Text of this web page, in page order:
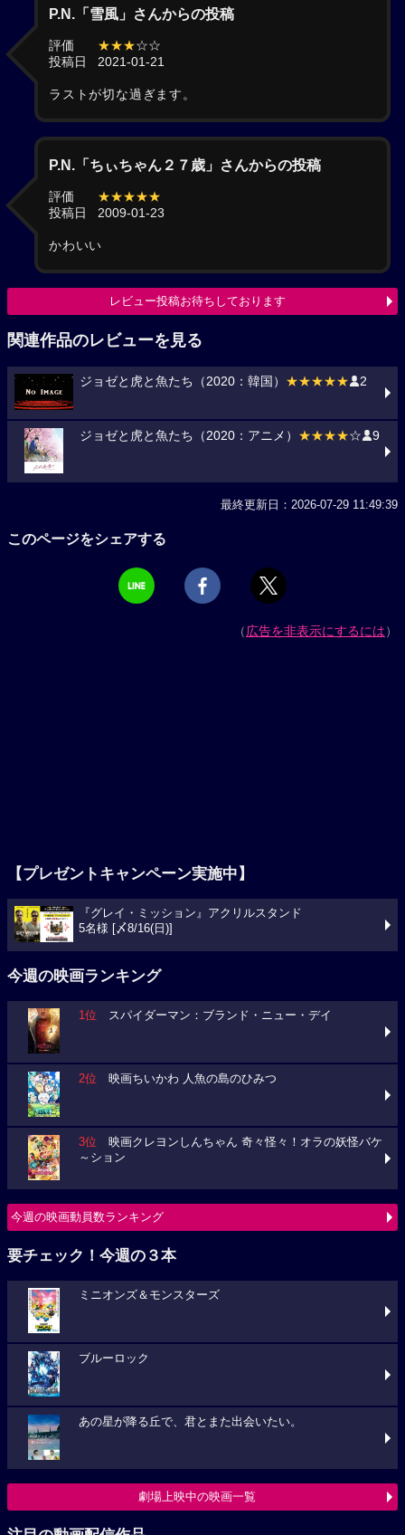
P.N.「雪風」さんからの投稿
評価 ★★★☆☆
投稿日
2021-01-21
ラストが切な過ぎます。
P.N.「ちぃちゃん２７歳」さんからの投稿
評価
★★★★★
投稿日
2009-01-23
かわいい
レビュー投稿お待ちしております
関連作品のレビューを見る
ジョゼと虎と魚たち（2020：韓国） ★★★★★ 2
ジョゼと虎と魚たち（2020：アニメ） ★★★★☆ 9
最終更新日：2026-07-29 11:49:39
このページをシェアする
（広告を非表示にするには）
【プレゼントキャンペーン実施中】
『グレイ・ミッション』アクリルスタンド
5名様 [〆8/16(日)]
今週の映画ランキング
1位 スパイダーマン：ブランド・ニュー・デイ
2位 映画ちいかわ 人魚の島のひみつ
3位 映画クレヨンしんちゃん 奇々怪々！オラの妖怪バケ
～ション
今週の映画動員数ランキング
要チェック！今週の３本
ミニオンズ＆モンスターズ
ブルーロック
あの星が降る丘で、君とまた出会いたい。
劇場上映中の映画一覧